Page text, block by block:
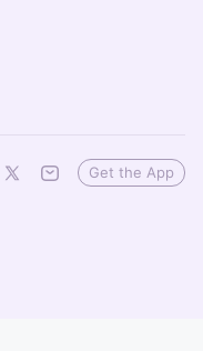
Get the App